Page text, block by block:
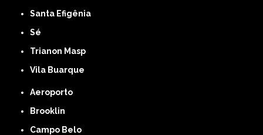
Santa Efigênia
Sé
Trianon Masp
Vila Buarque
Aeroporto
Brooklin
Campo Belo